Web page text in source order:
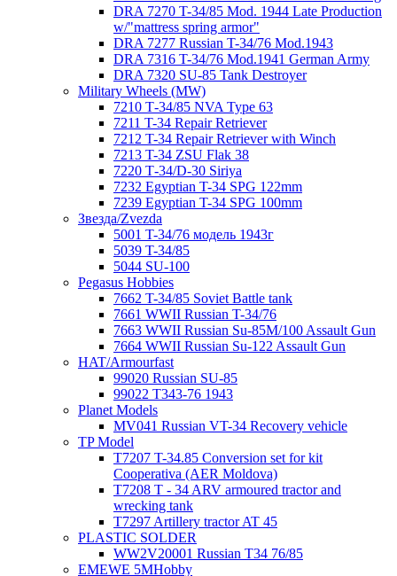
DRA 7270 T-34/85 Mod. 1944 Late Production
w/"mattress spring armor"
DRA 7277 Russian T-34/76 Mod.1943
DRA 7316 T-34/76 Mod.1941 German Army
DRA 7320 SU-85 Tank Destroyer
Military Wheels (MW)
7210 Т-34/85 NVA Type 63
7211 T-34 Repair Retriever
7212 T-34 Repair Retriever with Winch
7213 T-34 ZSU Flak 38
7220 Т-34/D-30 Siriya
7232 Egyptian T-34 SPG 122mm
7239 Egyptian T-34 SPG 100mm
Звезда/Zvezda
5001 T-34/76 модель 1943г
5039 T-34/85
5044 SU-100
Pegasus Hobbies
7662 T-34/85 Soviet Battle tank
7661 WWII Russian T-34/76
7663 WWII Russian Su-85M/100 Assault Gun
7664 WWII Russian Su-122 Assault Gun
HAT/Armourfast
99020 Russian SU-85
99022 T343-76 1943
Planet Models
MV041 Russian VT-34 Recovery vehicle
TP Model
T7207 T-34.85 Conversion set for kit
Cooperativa (AER Moldova)
T7208 T - 34 ARV armoured tractor and
wrecking tank
T7297 Artillery tractor AT 45
PLASTIC SOLDER
WW2V20001 Russian T34 76/85
EMEWE 5MHobby